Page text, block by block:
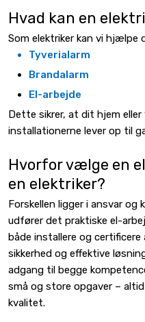
Hvad kan en
Som elektriker kan vi hjælpe
Tyverialarm
Brandalarm
El-arbejde
Dette sikrer, at dit hjem
installationerne lever op til
Hvorfor vælge en
en elektriker?
Forskellen ligger i ansvar og
udfører det praktiske el-
både installere og
sikkerhed og effektive
adgang til begge
små og store opgaver –
kvalitet.